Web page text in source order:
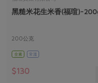
黑糙米花生米香(福瑄)-
200公克
全素 常溫
$130